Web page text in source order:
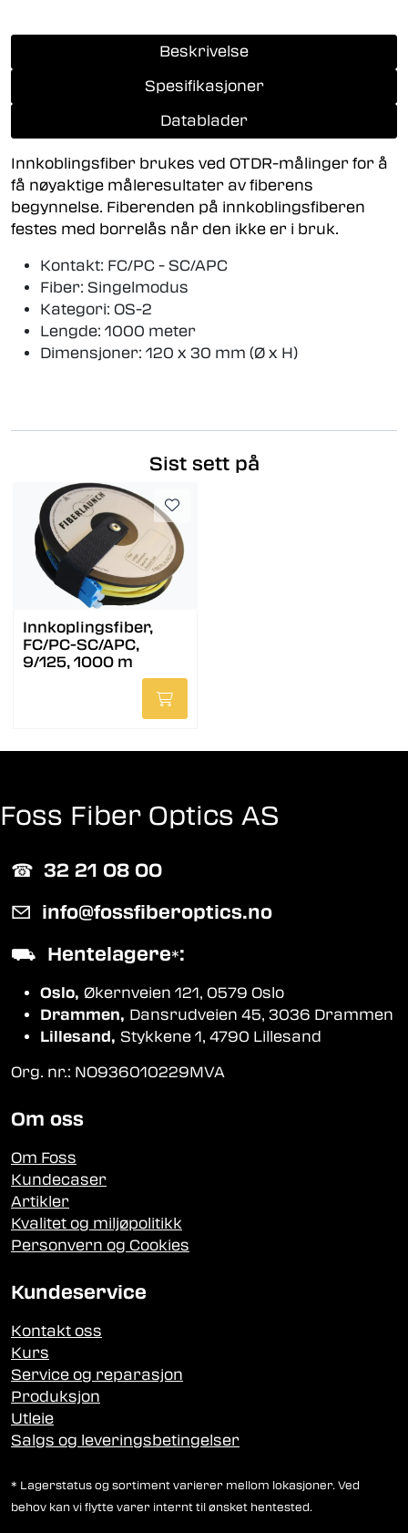
Beskrivelse
Spesifikasjoner
Datablader
Innkoblingsfiber brukes ved OTDR-målinger for å
få nøyaktige måleresultater av fiberens
begynnelse. Fiberenden på innkoblingsfiberen
festes med borrelås når den ikke er i bruk.
Kontakt: FC/PC - SC/APC
Fiber: Singelmodus
Kategori: OS-2
Lengde: 1000 meter
Dimensjoner: 120 x 30 mm (Ø x H)
Sist sett på
Innkoplingsfiber,
FC/PC-SC/APC,
9/125, 1000 m
Foss Fiber Optics AS
☎︎ 32 21 08 00
✉ info@fossfiberoptics.no
⛟ Hentelagere*:
Oslo, Økernveien 121, 0579 Oslo
Drammen, Dansrudveien 45, 3036 Drammen
Lillesand, Stykkene 1, 4790 Lillesand
Org. nr.: NO936010229MVA
Om oss
Om Foss
Kundecaser
Artikler
Kvalitet og miljøpolitikk
Personvern og Cookies
Kundeservice
Kontakt oss
Kurs
Service og reparasjon
Produksjon
Utleie
Salgs og leveringsbetingelser
* Lagerstatus og sortiment varierer mellom lokasjoner. Ved
behov kan vi flytte varer internt til ønsket hentested.